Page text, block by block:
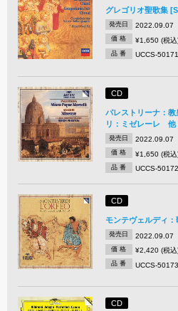
グレゴリオ聖歌集
発売日 2022.09.07
価 格 ¥1,650 (税込
品 番 UCCS-50171
CD
パレストリーナ：
リ：ミゼレーレ 他
発売日 2022.09.07
価 格 ¥1,650 (税込
品 番 UCCS-50172
CD
モンテヴェルディ
発売日 2022.09.07
価 格 ¥2,420 (税込
品 番 UCCS-
CD